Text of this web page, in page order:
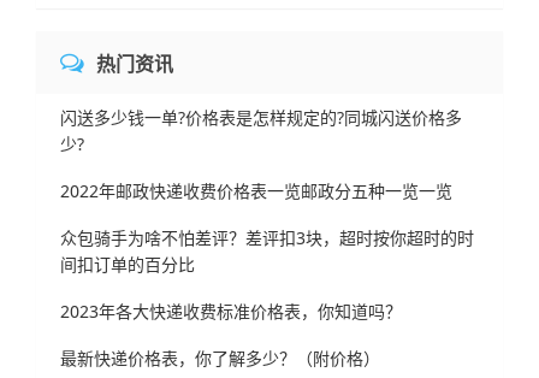
热门资讯
闪送多少钱一单?价格表是怎样规定的?同城闪送价格多
少?
2022年邮政快递收费价格表一览邮政分五种一览一览
众包骑手为啥不怕差评？差评扣3块，超时按你超时的时
间扣订单的百分比
2023年各大快递收费标准价格表，你知道吗？
最新快递价格表，你了解多少？（附价格）